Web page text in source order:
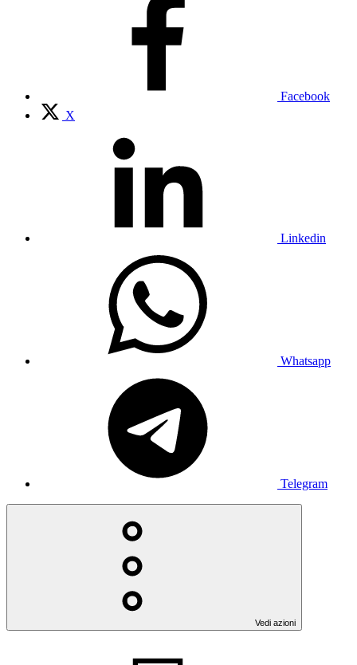
Facebook
X
Linkedin
Whatsapp
Telegram
Vedi azioni